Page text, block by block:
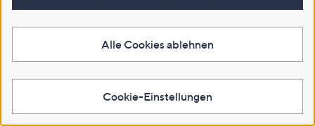
Alle Cookies ablehnen
Cookie-Einstellungen